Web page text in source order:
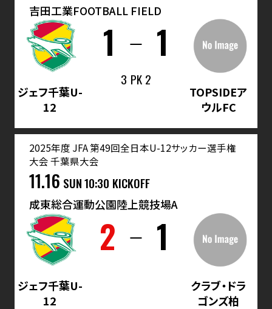
吉田工業FOOTBALL FIELD
ジェフ千葉U-
12
1
3 PK 2
1
TOPSIDEア
ウルFC
2025年度 JFA 第49回全日本U-12サッカー選手権
大会 千葉県大会
11.16 SUN10:30 KICKOFF
成東総合運動公園陸上競技場A
ジェフ千葉U-
12
2 1
クラブ・ドラ
ゴンズ柏